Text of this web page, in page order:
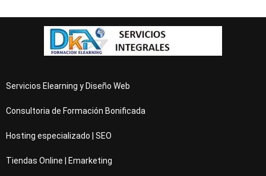
Servicios Elearning y Diseño Web
Consultoria de Formación Bonificada
Hosting especializado | SEO
Tiendas Online | Emarketing